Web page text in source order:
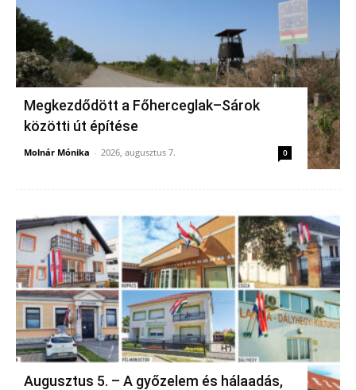
Megkezdődött a Főherceglak–Sárok
közötti út építése
Molnár Mónika - 2026, augusztus 7. 0
Augusztus 5. – A győzelem és hálaadás,